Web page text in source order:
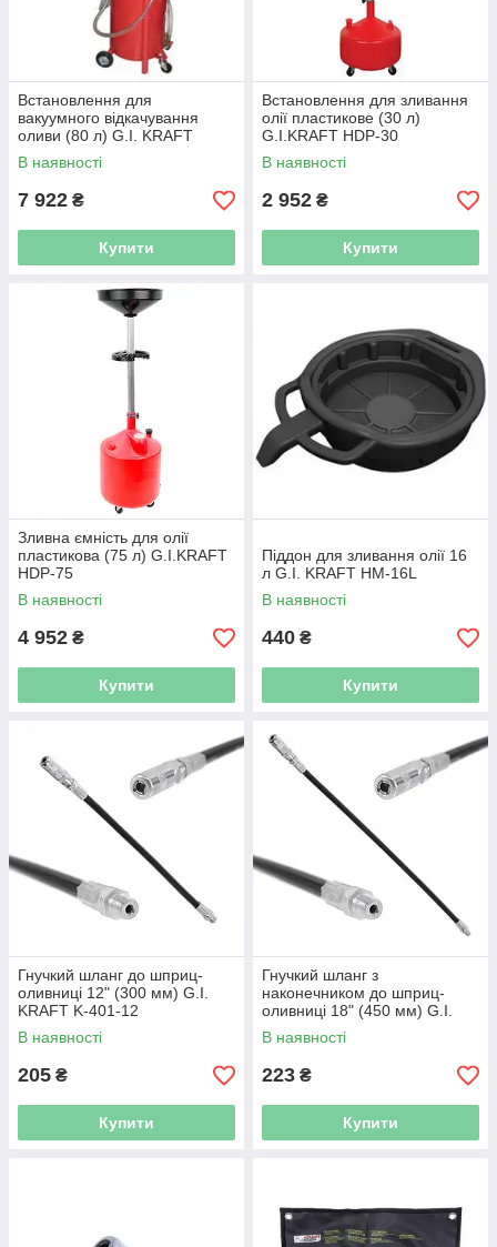
Встановлення для
вакуумного відкачування
оливи (80 л) G.I. KRAFT
B80VS
В наявності
7 922 ₴
Купити
Встановлення для зливання
олії пластикове (30 л)
G.I.KRAFT HDP-30
В наявності
2 952 ₴
Купити
Зливна ємність для олії
пластикова (75 л) G.I.KRAFT
HDP-75
В наявності
4 952 ₴
Купити
Піддон для зливання олії 16
л G.I. KRAFT HM-16L
В наявності
440 ₴
Купити
Гнучкий шланг до шприц-
оливниці 12" (300 мм) G.I.
KRAFT K-401-12
В наявності
205 ₴
Купити
Гнучкий шланг з
наконечником до шприц-
оливниці 18" (450 мм) G.I.
KRAFT K-401-18
В наявності
223 ₴
Купити